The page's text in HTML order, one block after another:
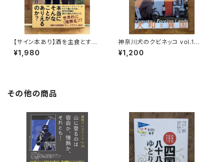
【サイン本あり】酒を主食とする
人々 エチオピアの科学的秘境
を旅する
¥1,980
神奈川犬のクビネッコ vol.1
特集：大和と異国
¥1,200
その他の商品